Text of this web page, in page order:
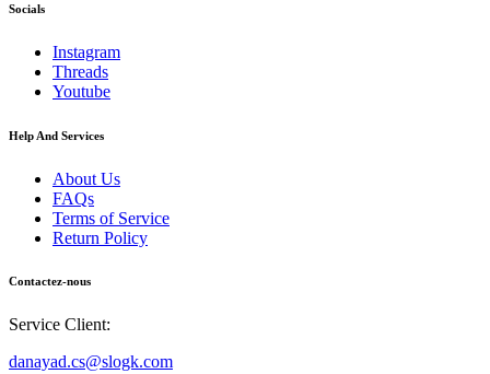
Socials
Instagram
Threads
Youtube
Help And Services
About Us
FAQs
Terms of Service
Return Policy
Contactez-nous
Service Client:
danayad.cs@slogk.com